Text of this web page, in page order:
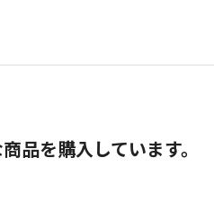
品を購入しています。